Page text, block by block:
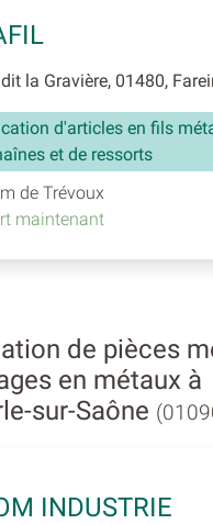
la Gravière, 01480,
d'articles en fils
et de ressorts
de Trévoux
maintenant
de pièces
en métaux à
sur-Saône
INDUSTRIE